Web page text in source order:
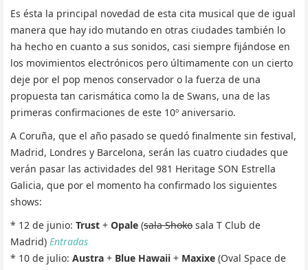
Es ésta la principal novedad de esta cita musical que de igual
manera que hay ido mutando en otras ciudades también lo
ha hecho en cuanto a sus sonidos, casi siempre fijándose en
los movimientos electrónicos pero últimamente con un cierto
deje por el pop menos conservador o la fuerza de una
propuesta tan carismática como la de Swans, una de las
primeras confirmaciones de este 10º aniversario.
A Coruña, que el año pasado se quedó finalmente sin festival,
Madrid, Londres y Barcelona, serán las cuatro ciudades que
verán pasar las actividades del 981 Heritage SON Estrella
Galicia, que por el momento ha confirmado los siguientes
shows:
* 12 de junio: Trust + Opale (sala Shoko sala T Club de
Madrid) Entradas
* 10 de julio: Austra + Blue Hawaii + Maxixe (Oval Space de